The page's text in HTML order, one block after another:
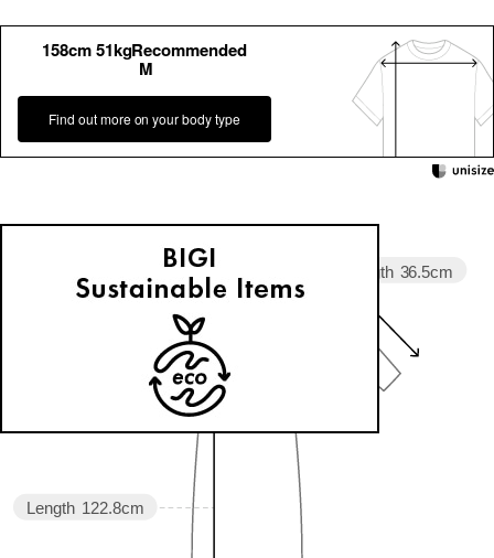
158cm 51kgRecommended
M
Find out more on your body type
Sleeve length 36.5cm
Length 122.8cm
Width 59.3cm